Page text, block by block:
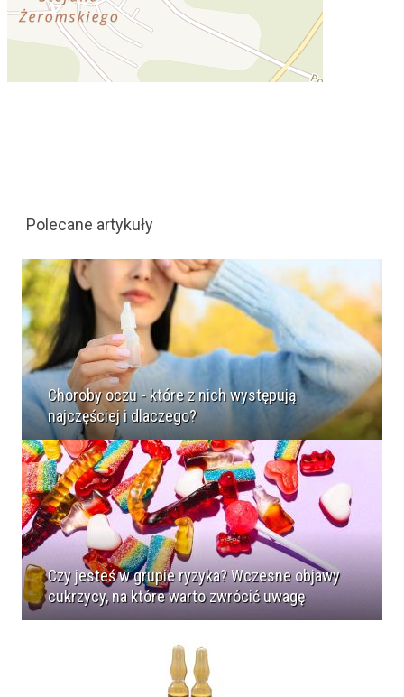
Polecane artykuły
Choroby oczu - które z nich występują
najczęściej i dlaczego?
Czy jesteś w grupie ryzyka? Wczesne objawy
cukrzycy, na które warto zwrócić uwagę